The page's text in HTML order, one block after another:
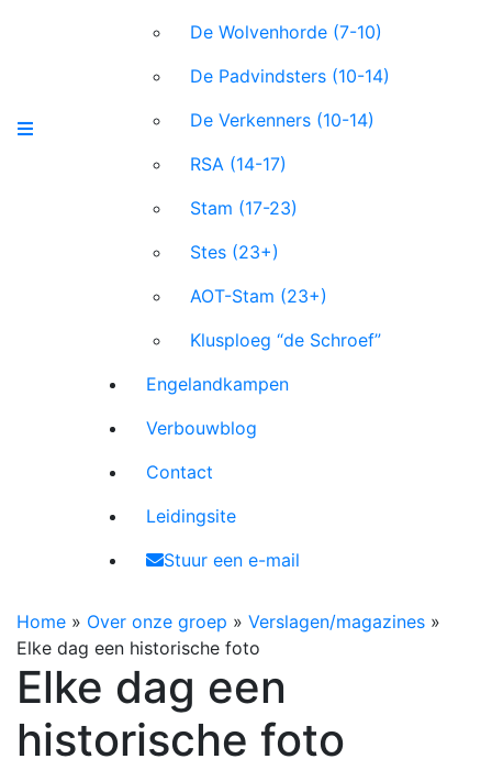
De Wolvenhorde (7-10)
De Padvindsters (10-14)
De Verkenners (10-14)
RSA (14-17)
Stam (17-23)
Stes (23+)
AOT-Stam (23+)
Klusploeg “de Schroef”
Engelandkampen
Verbouwblog
Contact
Leidingsite
Stuur een e-mail
Home » Over onze groep » Verslagen/magazines »
Elke dag een historische foto
Elke dag een
historische foto